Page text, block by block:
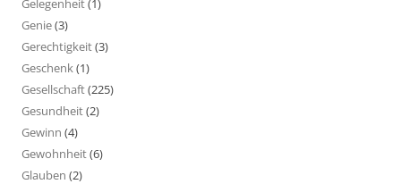
Gelegenheit(1)
Genie(3)
Gerechtigkeit(3)
Geschenk(1)
Gesellschaft(225)
Gesundheit(2)
Gewinn (4)
Gewohnheit(6)
Glauben (2)